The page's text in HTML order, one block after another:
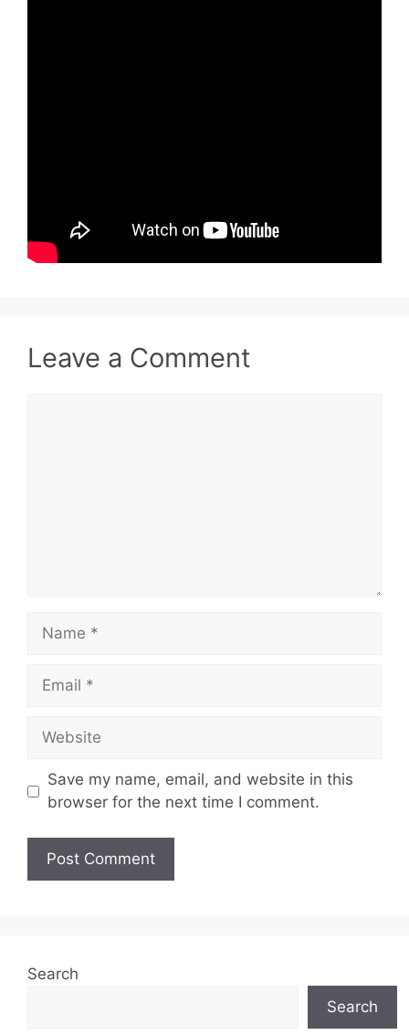
Leave a Comment
Name
Email
Website
Save my name, email, and website in this
browser for the next time I comment.
Search
Search